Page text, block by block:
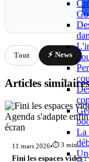
La
Tout ⚡ News
Articles similaires
11 mars 2026•⏱️ 3 min
Fini les espaces vides